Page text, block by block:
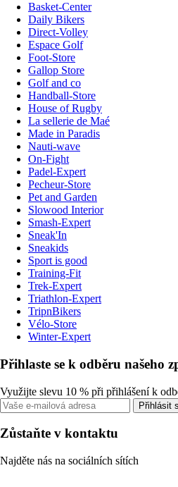
Basket-Center
Daily Bikers
Direct-Volley
Espace Golf
Foot-Store
Gallop Store
Golf and co
Handball-Store
House of Rugby
La sellerie de Maé
Made in Paradis
Nauti-wave
On-Fight
Padel-Expert
Pecheur-Store
Pet and Garden
Slowood Interior
Smash-Expert
Sneak'In
Sneakids
Sport is good
Training-Fit
Trek-Expert
Triathlon-Expert
TripnBikers
Vélo-Store
Winter-Expert
Přihlaste se k odběru našeho
Využijte slevu 10 % při přihlášení k
Přihlásit
Zůstaňte v kontaktu
Najděte nás na sociálních sítích